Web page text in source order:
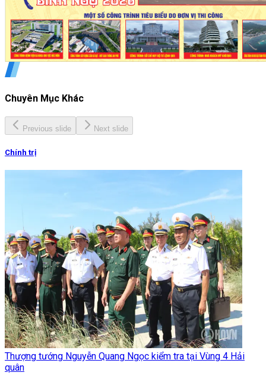
Chuyên Mục Khác
Previous slide Next slide
Chính trị
Thượng tướng Nguyễn Quang Ngọc kiểm tra tại Vùng 4 Hải
quân